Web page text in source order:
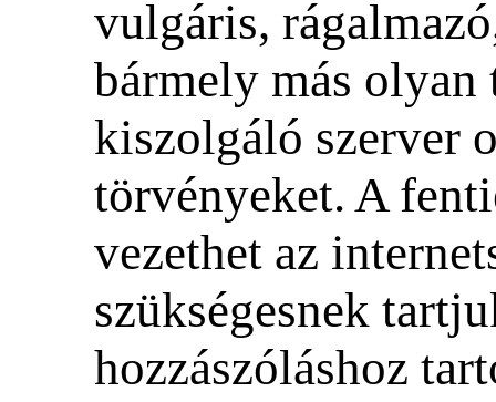
vulgáris,
bármely más olyan
kiszolgáló szerver
törvényeket. A
vezethet az
szükségesnek
hozzászóláshoz